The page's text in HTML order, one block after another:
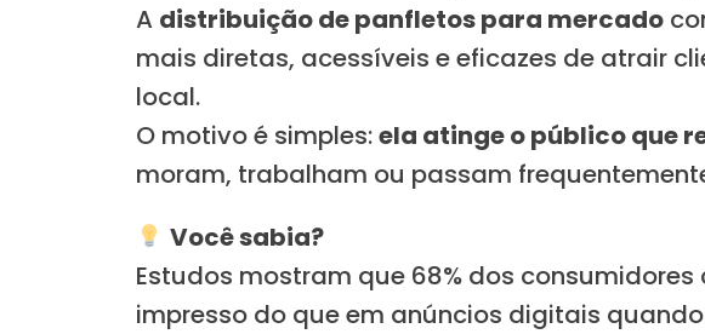
A distribuição de panfletos para mercado
mais diretas, acessíveis e eficazes de atrair
local.
O motivo é simples:ela atinge o público que
moram, trabalham ou passam
Você sabia?
Estudos mostram que 68% dos
impresso do que em anúncios digitais